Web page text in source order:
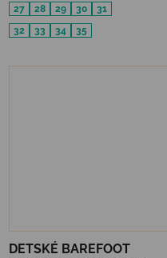
27
28 29 30
31
32
33 34 35
DETSKÉ BAREFOOT